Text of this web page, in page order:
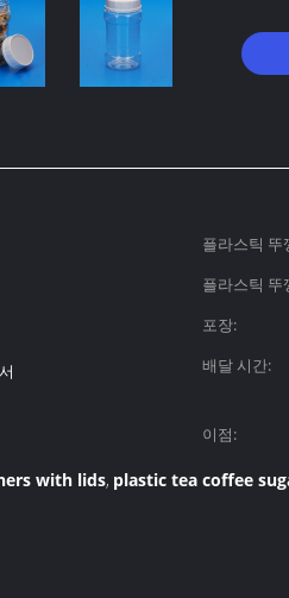
플라스틱 뚜
플라스틱 뚜
포장:
배달 시간:
이점:
with lids, plastic tea coffee